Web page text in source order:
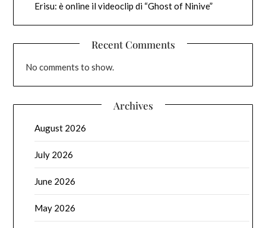
Erisu: è online il videoclip di “Ghost of Ninive”
Recent Comments
No comments to show.
Archives
August 2026
July 2026
June 2026
May 2026